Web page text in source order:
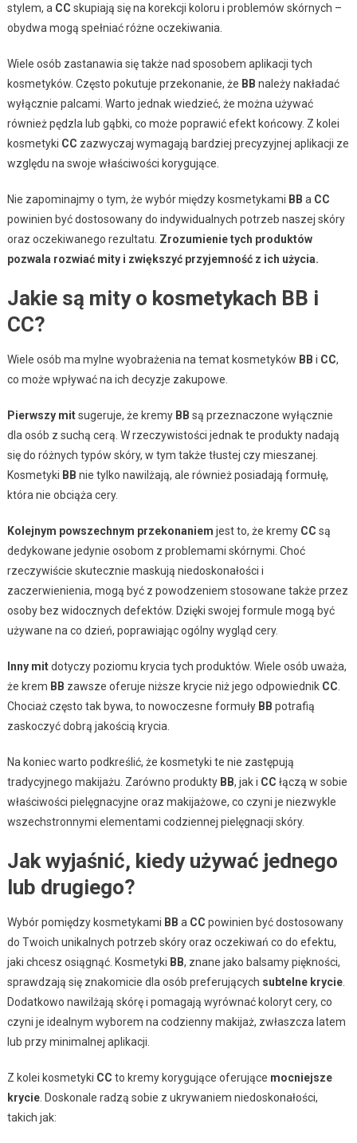
stylem, a CC skupiają się na korekcji koloru i problemów skórnych –
obydwa mogą spełniać różne oczekiwania.
Wiele osób zastanawia się także nad sposobem aplikacji tych
kosmetyków. Często pokutuje przekonanie, że BB należy nakładać
wyłącznie palcami. Warto jednak wiedzieć, że można używać
również pędzla lub gąbki, co może poprawić efekt końcowy. Z kolei
kosmetyki CC zazwyczaj wymagają bardziej precyzyjnej aplikacji ze
względu na swoje właściwości korygujące.
Nie zapominajmy o tym, że wybór między kosmetykami BB a CC
powinien być dostosowany do indywidualnych potrzeb naszej skóry
oraz oczekiwanego rezultatu. Zrozumienie tych produktów
pozwala rozwiać mity i zwiększyć przyjemność z ich użycia.
Jakie są mity o kosmetykach BB i
CC?
Wiele osób ma mylne wyobrażenia na temat kosmetyków BB i CC,
co może wpływać na ich decyzje zakupowe.
Pierwszy mitsugeruje, że kremy BB są przeznaczone wyłącznie
dla osób z suchą cerą. W rzeczywistości jednak te produkty nadają
się do różnych typów skóry, w tym także tłustej czy mieszanej.
Kosmetyki BB nie tylko nawilżają, ale również posiadają formułę,
która nie obciąża cery.
Kolejnym powszechnym przekonaniem jest to, że kremy CC są
dedykowane jedynie osobom z problemami skórnymi. Choć
rzeczywiście skutecznie maskują niedoskonałości i
zaczerwienienia, mogą być z powodzeniem stosowane także przez
osoby bez widocznych defektów. Dzięki swojej formule mogą być
używane na co dzień, poprawiając ogólny wygląd cery.
Inny mitdotyczy poziomu krycia tych produktów. Wiele osób uważa,
że krem BB zawsze oferuje niższe krycie niż jego odpowiednik CC
Chociaż często tak bywa, to nowoczesne formuły BB potrafią
zaskoczyć dobrą jakością krycia.
Na koniec warto podkreślić, że kosmetyki te nie zastępują
tradycyjnego makijażu. Zarówno produkty BB, jak i CC łączą w sobie
właściwości pielęgnacyjne oraz makijażowe, co czyni je niezwykle
wszechstronnymi elementami codziennej pielęgnacji skóry.
Jak wyjaśnić, kiedy używać jednego
lub drugiego?
Wybór pomiędzy kosmetykami BB a CC powinien być dostosowany
do Twoich unikalnych potrzeb skóry oraz oczekiwań co do efektu,
jaki chcesz osiągnąć. Kosmetyki BB, znane jako balsamy piękności,
sprawdzają się znakomicie dla osób preferujących subtelne krycie.
Dodatkowo nawilżają skórę i pomagają wyrównać koloryt cery, co
czyni je idealnym wyborem na codzienny makijaż, zwłaszcza latem
lub przy minimalnej aplikacji.
Z kolei kosmetyki CC to kremy korygujące oferujące mocniejsze
krycie. Doskonale radzą sobie z ukrywaniem niedoskonałości,
takich jak: